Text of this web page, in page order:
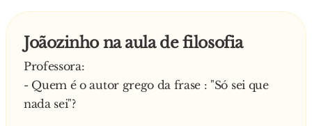
13. Sem dinheiro para pagar os salários, Zeus
libera as ninfas para trabalharem na Eurozona.
14. Ilha de Lesbos abre resort hétero.
15. Para economizar energia, Diógenes apaga a
lanterna.
16. Orác**... de Delfos vaza números do
Joãozinho na aula de filosofia
Professora:
- Quem é o autor grego da frase : "Só sei que
nada sei"?